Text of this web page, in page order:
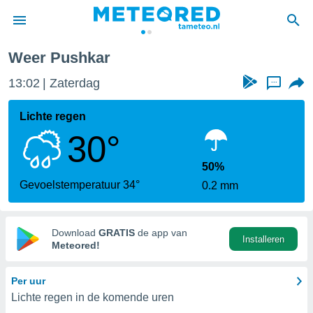
door
verstrekte
hoge
hebt de
voor
op basis
Weer Pushkar
13:02 Zaterdag ...
Lichte regen
30°
Gevoelstemperatuur 34°
50%
0.2 mm
Download GRATIS de app van
Meteored!
Installeren
Per uur
Lichte regen in de komende uren